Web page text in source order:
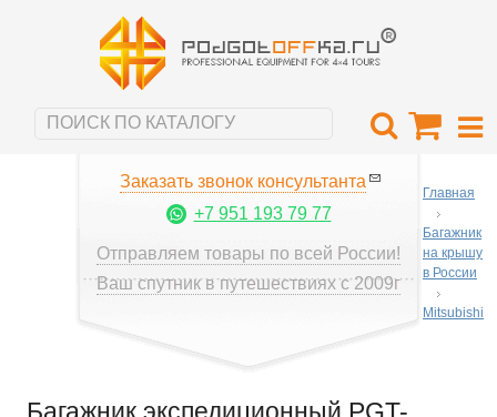
Заказать звонок консультанта
+7 951 193 79 77
Отправляем товары по всей России!
Ваш спутник в путешествиях с 2009г
Главная
Багажник
на крышу
в России
Mitsubishi
Багажник экспедиционный PGT-